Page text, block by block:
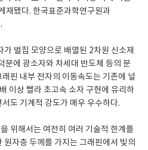
됐다. 한국표준과학연구원과
벌집 모양으로 배열된 2차원 신소재
분에 광소자와 차세대 반도체 등의 분
핀 내부 전자의 이동속도는 기존에 널
이상 빨라 초고속 소자 구현에 유리하
도 기계적 강도가 매우 우수하다.
위해서는 여전히 여러 기술적 한계를
자층 두께를 가지는 그래핀에서 빛의